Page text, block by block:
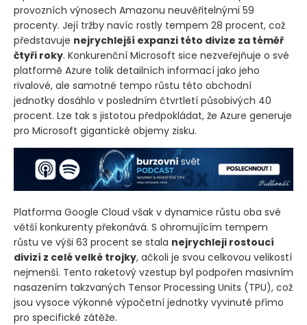
provozních výnosech Amazonu neuvěřitelnými 59
procenty. Její tržby navíc rostly tempem 28 procent, což
představuje nejrychlejší expanzi této divize za téměř
čtyři roky. Konkurenční Microsoft sice nezveřejňuje o své
platformě Azure tolik detailních informací jako jeho
rivalové, ale samotné tempo růstu této obchodní
jednotky dosáhlo v posledním čtvrtletí působivých 40
procent. Lze tak s jistotou předpokládat, že Azure generuje
pro Microsoft gigantické objemy zisku.
Platforma Google Cloud však v dynamice růstu oba své
větší konkurenty překonává. S ohromujícím tempem
růstu ve výši 63 procent se stala nejrychleji rostoucí
divizí z celé velké trojky, ačkoli je svou celkovou velikostí
nejmenší. Tento raketový vzestup byl podpořen masivním
nasazením takzvaných Tensor Processing Units (TPU), což
jsou vysoce výkonné výpočetní jednotky vyvinuté přímo
pro specifické zátěže.